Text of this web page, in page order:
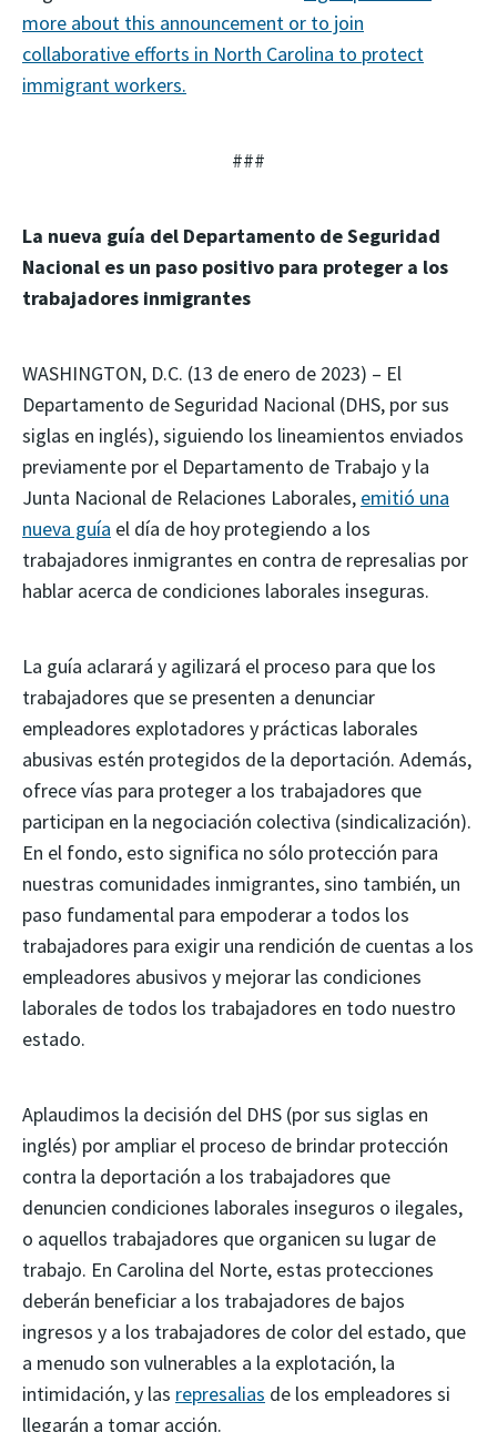
more about this announcement or to join
collaborative efforts in North Carolina to protect
immigrant workers.
###
La nueva guía del Departamento de Seguridad
Nacional es un paso positivo para proteger a los
trabajadores inmigrantes
WASHINGTON, D.C. (13 de enero de 2023) – El
Departamento de Seguridad Nacional (DHS, por sus
siglas en inglés), siguiendo los lineamientos enviados
previamente por el Departamento de Trabajo y la
Junta Nacional de Relaciones Laborales, emitió una
nueva guía el día de hoy protegiendo a los
trabajadores inmigrantes en contra de represalias por
hablar acerca de condiciones laborales inseguras.
La guía aclarará y agilizará el proceso para que los
trabajadores que se presenten a denunciar
empleadores explotadores y prácticas laborales
abusivas estén protegidos de la deportación. Además,
ofrece vías para proteger a los trabajadores que
participan en la negociación colectiva (sindicalización).
En el fondo, esto significa no sólo protección para
nuestras comunidades inmigrantes, sino también, un
paso fundamental para empoderar a todos los
trabajadores para exigir una rendición de cuentas a los
empleadores abusivos y mejorar las condiciones
laborales de todos los trabajadores en todo nuestro
estado.
Aplaudimos la decisión del DHS (por sus siglas en
inglés) por ampliar el proceso de brindar protección
contra la deportación a los trabajadores que
denuncien condiciones laborales inseguros o ilegales,
o aquellos trabajadores que organicen su lugar de
trabajo. En Carolina del Norte, estas protecciones
deberán beneficiar a los trabajadores de bajos
ingresos y a los trabajadores de color del estado, que
a menudo son vulnerables a la explotación, la
intimidación, y las represalias de los empleadores si
llegarán a tomar acción.